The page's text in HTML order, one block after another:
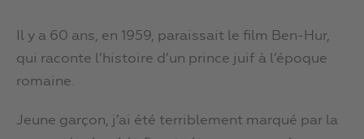
Il y a 60 ans, en 1959, paraissait le film Ben-Hur,
qui raconte l’histoire d’un prince juif à l’époque
romaine.
Jeune garçon, j’ai été terriblement marqué par la